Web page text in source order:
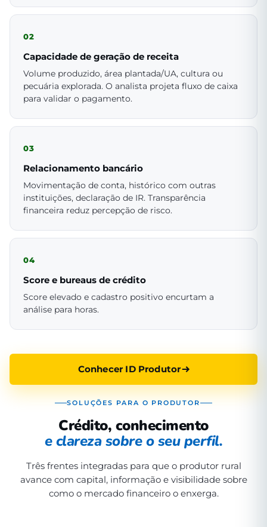
02
Capacidade de geração de receita
Volume produzido, área plantada/UA, cultura ou
pecuária explorada. O analista projeta fluxo de caixa
para validar o pagamento.
03
Relacionamento bancário
Movimentação de conta, histórico com outras
instituições, declaração de IR. Transparência
financeira reduz percepção de risco.
04
Score e bureaus de crédito
Score elevado e cadastro positivo encurtam a
análise para horas.
Conhecer ID Produtor
SOLUÇÕES PARA O PRODUTOR
Crédito, conhecimento
e clareza sobre o seu perfil.
Três frentes integradas para que o produtor rural
avance com capital, informação e visibilidade sobre
como o mercado financeiro o enxerga.